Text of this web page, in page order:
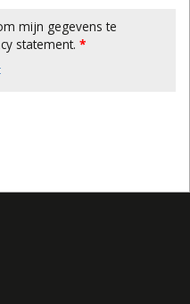
mijn gegevens te
statement. *